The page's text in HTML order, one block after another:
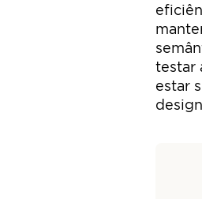
testar
estar